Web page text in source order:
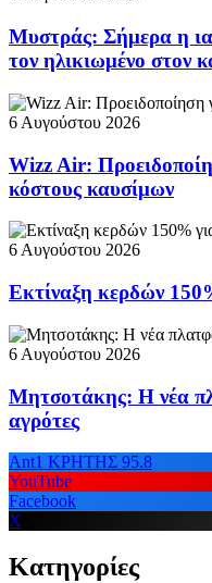
Μυστράς: Σήμερα η
τον ηλικιωμένο στον
6 Αυγούστου 2026
Wizz Air:
κόστους καυσίμων
6 Αυγούστου 2026
Εκτίναξη κερδών
6 Αυγούστου 2026
Μητσοτάκης: Η νέα
αγρότες
Ant1 ΚΡΗΤΗΣ 95.8
YouTube
Facebook
X
Κατηγορίες